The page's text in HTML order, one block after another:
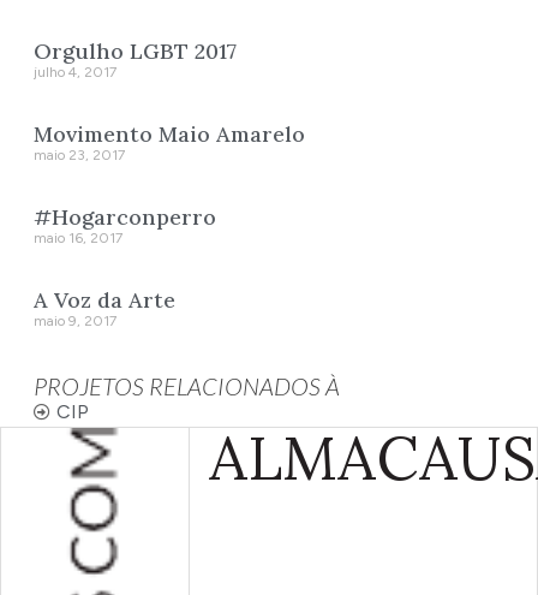
Orgulho LGBT 2017
julho 4, 2017
Movimento Maio Amarelo
maio 23, 2017
#Hogarconperro
maio 16, 2017
A Voz da Arte
maio 9, 2017
PROJETOS RELACIONADOS À
CIP
ALMA